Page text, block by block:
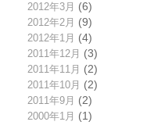
2012年3月 (6)
2012年2月 (9)
2012年1月 (4)
2011年12月 (3)
2011年11月 (2)
2011年10月 (2)
2011年9月 (2)
2000年1月 (1)